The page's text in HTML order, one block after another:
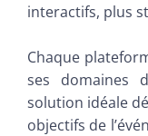
interactifs, plus
Chaque
ses domaines
solution idéale
objectifs de